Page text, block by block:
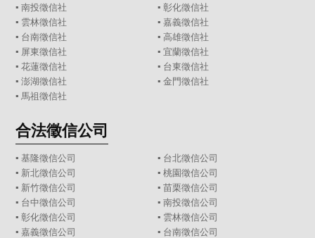
▪南投徵信社 ▪ 彰化徵信社
▪ 雲林徵信社 ▪ 嘉義徵信社
▪ 台南徵信社 ▪ 高雄徵信社
▪ 屏東徵信社 ▪ 宜蘭徵信社
▪花蓮徵信社 ▪ 台東徵信社
▪澎湖徵信社 ▪ 金門徵信社
▪ 馬祖徵信社
合法徵信公司
▪基隆徵信公司 ▪ 台北徵信公司
▪ 新北徵信公司 ▪ 桃園徵信公司
▪ 新竹徵信公司 ▪ 苗栗徵信公司
▪ 台中徵信公司 ▪ 南投徵信公司
▪彰化徵信公司 ▪ 雲林徵信公司
▪嘉義徵信公司 ▪ 台南徵信公司